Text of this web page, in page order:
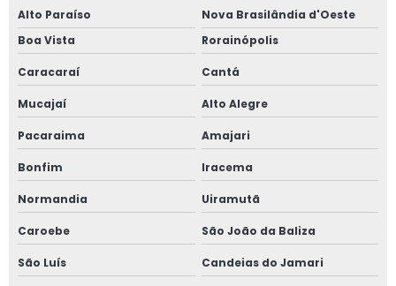
Alto Paraíso
Nova Brasilândia d'Oeste
Boa Vista
Rorainópolis
Caracaraí Cantá
Mucajaí Alto Alegre
Pacaraima Amajari
Bonfim Iracema
Normandia Uiramutã
Caroebe São João da Baliza
São Luís Candeias do Jamari